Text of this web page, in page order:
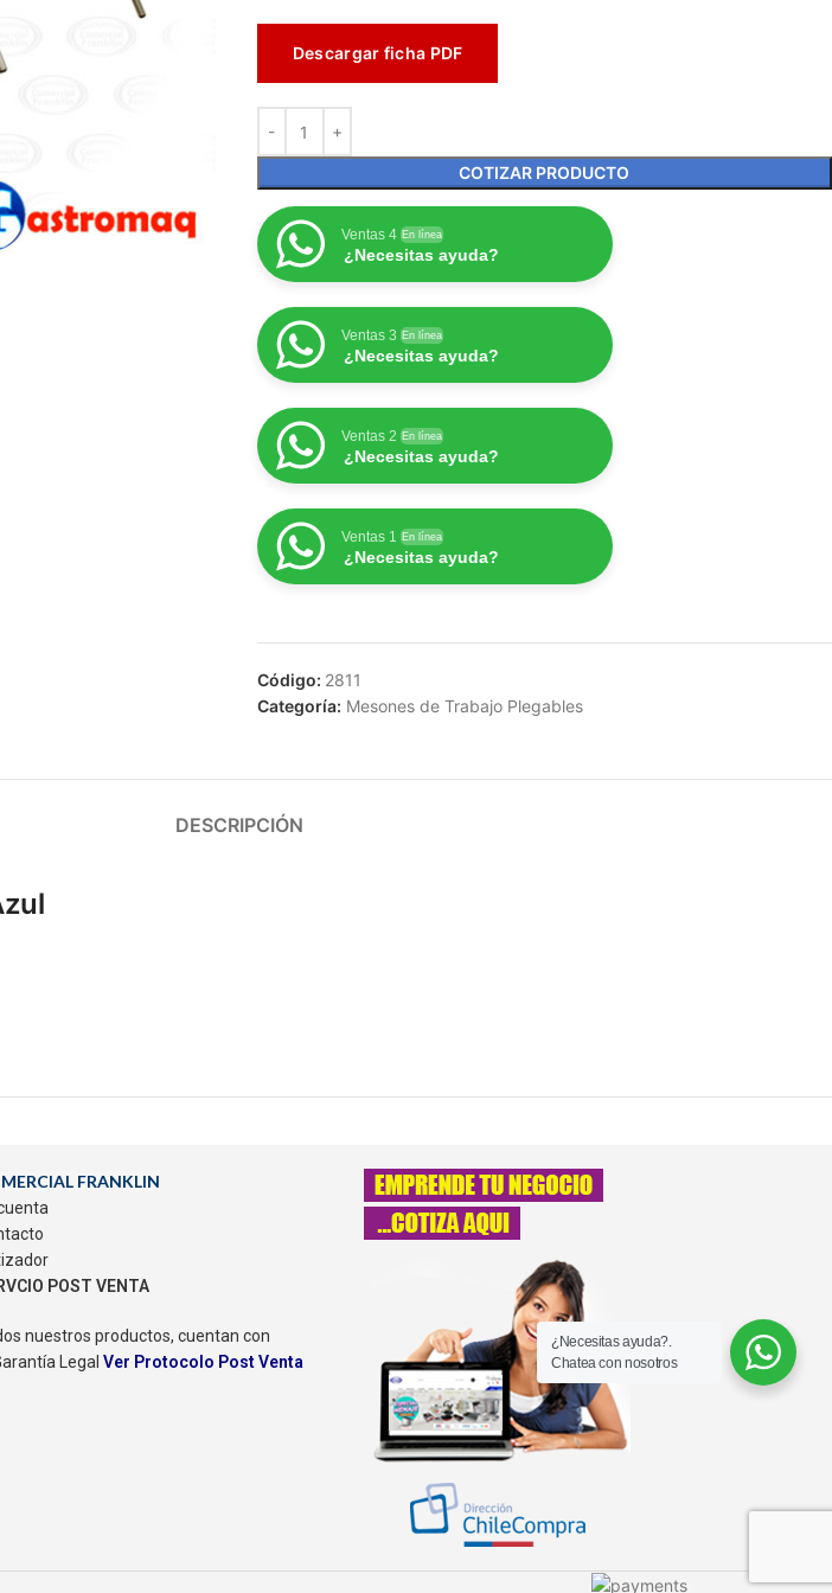
Descargar ficha PDF
COTIZAR PRODUCTO
Ventas 4 En línea
¿Necesitas ayuda?
Ventas 3 En línea
¿Necesitas ayuda?
Ventas 2 En línea
¿Necesitas ayuda?
Ventas 1 En línea
¿Necesitas ayuda?
Código: 2811
Categoría: Mesones de Trabajo Plegables
DESCRIPCIÓN
FRANKLIN
POST VENTA
nuestros productos, cuentan con
Legal Ver Protocolo Post Venta
¿Necesitas ayuda?.
Chatea con nosotros